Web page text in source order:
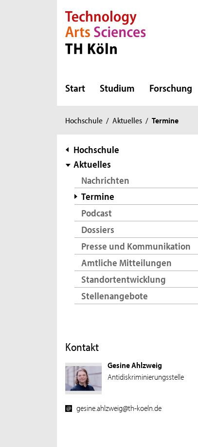
Direkt zur Hauptnavigation
Direkt zur Subnavigation
Direkt zum Inhalt
Direkt zum Fußbereich
Start Studium Forschung
Sie
hier:
Hochschule / Aktuelles / Termine
Subnavigation
Hochschule
Aktuelles
Nachrichten
Termine
Podcast
Dossiers
Presse und Kommunikation
Amtliche Mitteilungen
Standortentwicklung
Stellenangebote
Kontakt
Gesine Ahlzweig
Antidiskriminierungsstelle
gesine.ahlzweig@th-koeln.de